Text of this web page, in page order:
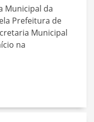
Municipal da
Prefeitura de
Municipal
na